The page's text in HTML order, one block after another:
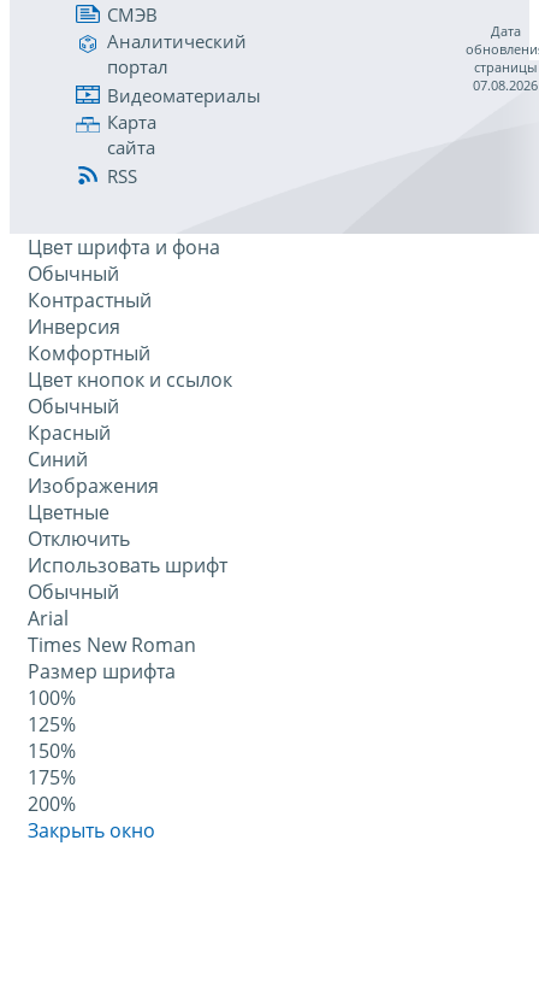
СМЭВ
Аналитический
портал
Видеоматериалы
Карта
сайта
RSS
Дата
страницы
07.08.2026
Цвет шрифта и фона
Обычный
Контрастный
Инверсия
Комфортный
Цвет кнопок и ссылок
Обычный
Красный
Синий
Изображения
Цветные
Отключить
Использовать шрифт
Обычный
Arial
Times New Roman
Размер шрифта
100%
125%
150%
175%
200%
Закрыть окно